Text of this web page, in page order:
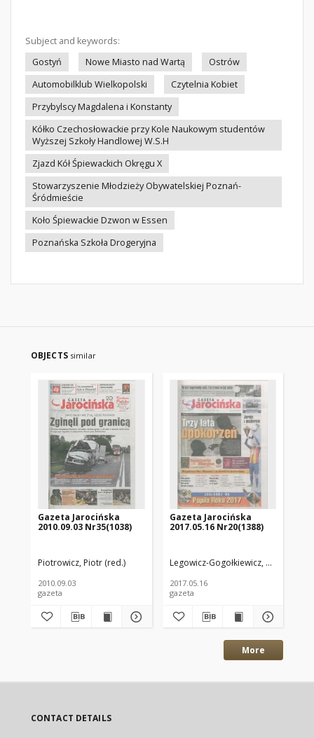
Subject and keywords:
Gostyń
Nowe Miasto nad Wartą
Ostrów
Automobilklub Wielkopolski
Czytelnia Kobiet
Przybylscy Magdalena i Konstanty
Kółko Czechosłowackie przy Kole Naukowym studentów
Wyższej Szkoły Handlowej W.S.H
Zjazd Kół Śpiewackich Okręgu X
Stowarzyszenie Młodzieży Obywatelskiej Poznań-
Śródmieście
Koło Śpiewackie Dzwon w Essen
Poznańska Szkoła Drogeryjna
OBJECTS similar
Gazeta Jarocińska
2010.09.03 Nr35(1038)
Piotrowicz, Piotr (red.)
2010.09.03
gazeta
Gazeta Jarocińska
2017.05.16 Nr20(1388)
Legowicz-Gogołkiewicz, Anna. Red.
2017.05.16
gazeta
More
CONTACT DETAILS